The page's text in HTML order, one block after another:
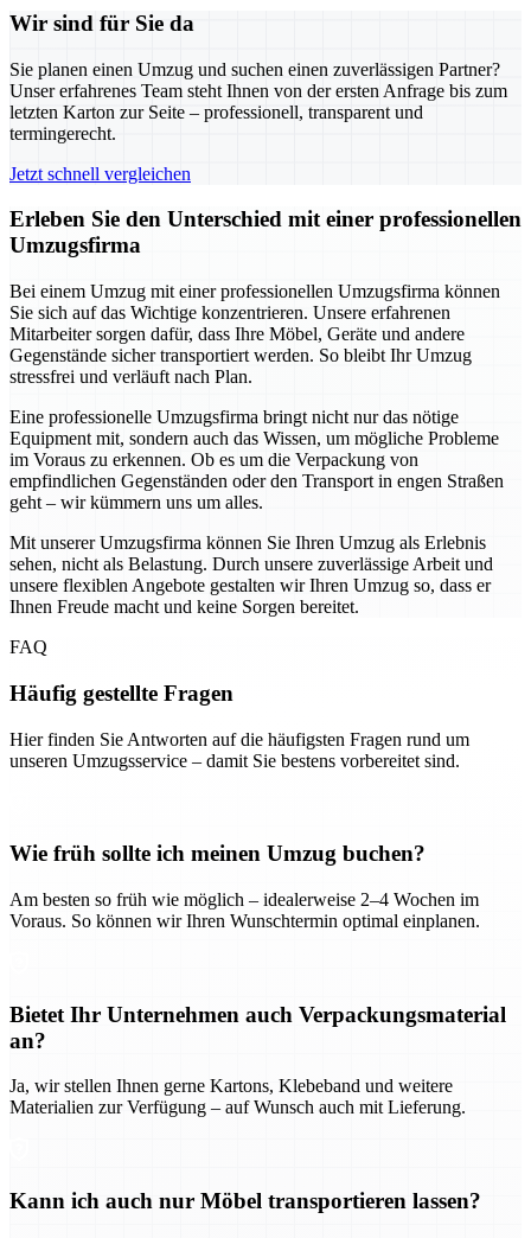
Wir sind für Sie da
Sie planen einen Umzug und suchen einen zuverlässigen Partner?
Unser erfahrenes Team steht Ihnen von der ersten Anfrage bis zum
letzten Karton zur Seite – professionell, transparent und
termingerecht.
Jetzt schnell vergleichen
Erleben Sie den Unterschied mit einer professionellen
Umzugsfirma
Bei einem Umzug mit einer professionellen Umzugsfirma können
Sie sich auf das Wichtige konzentrieren. Unsere erfahrenen
Mitarbeiter sorgen dafür, dass Ihre Möbel, Geräte und andere
Gegenstände sicher transportiert werden. So bleibt Ihr Umzug
stressfrei und verläuft nach Plan.
Eine professionelle Umzugsfirma bringt nicht nur das nötige
Equipment mit, sondern auch das Wissen, um mögliche Probleme
im Voraus zu erkennen. Ob es um die Verpackung von
empfindlichen Gegenständen oder den Transport in engen Straßen
geht – wir kümmern uns um alles.
Mit unserer Umzugsfirma können Sie Ihren Umzug als Erlebnis
sehen, nicht als Belastung. Durch unsere zuverlässige Arbeit und
unsere flexiblen Angebote gestalten wir Ihren Umzug so, dass er
Ihnen Freude macht und keine Sorgen bereitet.
FAQ
Häufig gestellte Fragen
Hier finden Sie Antworten auf die häufigsten Fragen rund um
unseren Umzugsservice – damit Sie bestens vorbereitet sind.
Wie früh sollte ich meinen Umzug buchen?
Am besten so früh wie möglich – idealerweise 2–4 Wochen im
Voraus. So können wir Ihren Wunschtermin optimal einplanen.
Bietet Ihr Unternehmen auch Verpackungsmaterial
an?
Ja, wir stellen Ihnen gerne Kartons, Klebeband und weitere
Materialien zur Verfügung – auf Wunsch auch mit Lieferung.
Kann ich auch nur Möbel transportieren lassen?